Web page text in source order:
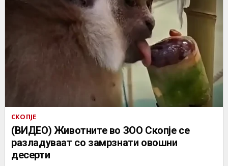
СКОПЈЕ
(ВИДЕО) Животните во ЗОО Скопје се
разладуваат со замрзнати овошни
десерти